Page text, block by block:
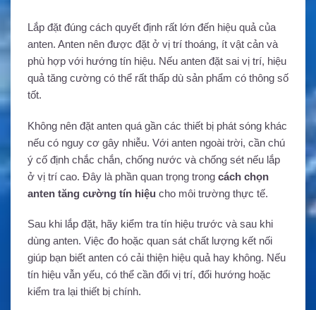
Lắp đặt đúng cách quyết định rất lớn đến hiệu quả của
anten. Anten nên được đặt ở vị trí thoáng, ít vật cản và
phù hợp với hướng tín hiệu. Nếu anten đặt sai vị trí, hiệu
quả tăng cường có thể rất thấp dù sản phẩm có thông số
tốt.
Không nên đặt anten quá gần các thiết bị phát sóng khác
nếu có nguy cơ gây nhiễu. Với anten ngoài trời, cần chú
ý cố định chắc chắn, chống nước và chống sét nếu lắp
ở vị trí cao. Đây là phần quan trọng trong cách chọn
anten tăng cường tín hiệu cho môi trường thực tế.
Sau khi lắp đặt, hãy kiểm tra tín hiệu trước và sau khi
dùng anten. Việc đo hoặc quan sát chất lượng kết nối
giúp bạn biết anten có cải thiện hiệu quả hay không. Nếu
tín hiệu vẫn yếu, có thể cần đổi vị trí, đổi hướng hoặc
kiểm tra lại thiết bị chính.